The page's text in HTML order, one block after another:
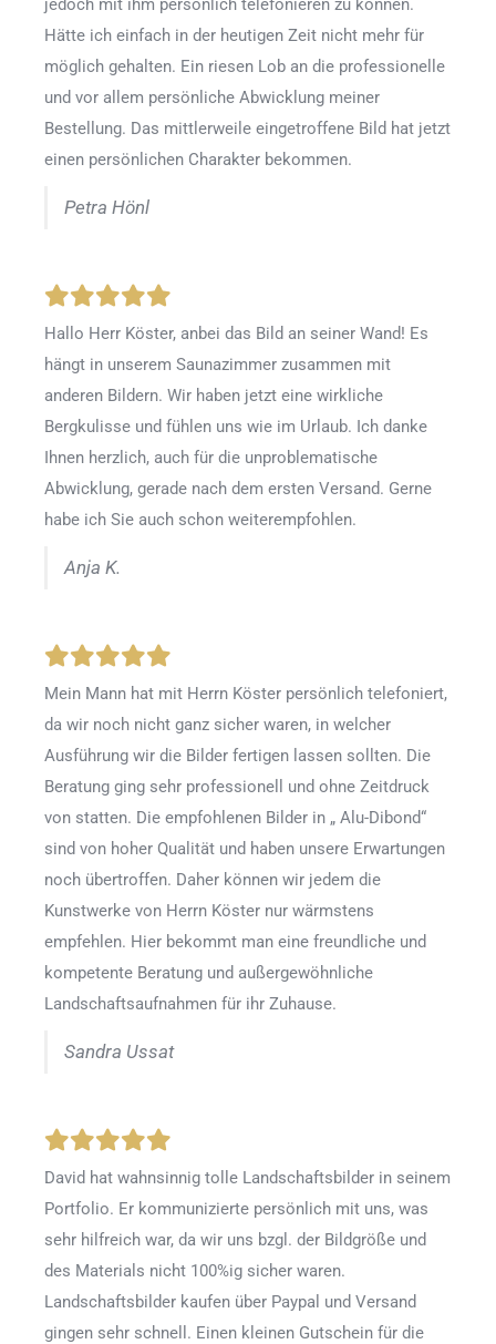
jedoch mit ihm persönlich telefonieren zu können.
Hätte ich einfach in der heutigen Zeit nicht mehr für
möglich gehalten. Ein riesen Lob an die professionelle
und vor allem persönliche Abwicklung meiner
Bestellung. Das mittlerweile eingetroffene Bild hat jetzt
einen persönlichen Charakter bekommen.
Petra Hönl
Hallo Herr Köster, anbei das Bild an seiner Wand! Es
hängt in unserem Saunazimmer zusammen mit
anderen Bildern. Wir haben jetzt eine wirkliche
Bergkulisse und fühlen uns wie im Urlaub. Ich danke
Ihnen herzlich, auch für die unproblematische
Abwicklung, gerade nach dem ersten Versand. Gerne
habe ich Sie auch schon weiterempfohlen.
Anja K.
Mein Mann hat mit Herrn Köster persönlich telefoniert,
da wir noch nicht ganz sicher waren, in welcher
Ausführung wir die Bilder fertigen lassen sollten. Die
Beratung ging sehr professionell und ohne Zeitdruck
von statten. Die empfohlenen Bilder in „ Alu-Dibond“
sind von hoher Qualität und haben unsere Erwartungen
noch übertroffen. Daher können wir jedem die
Kunstwerke von Herrn Köster nur wärmstens
empfehlen. Hier bekommt man eine freundliche und
kompetente Beratung und außergewöhnliche
Landschaftsaufnahmen für ihr Zuhause.
Sandra Ussat
David hat wahnsinnig tolle Landschaftsbilder in seinem
Portfolio. Er kommunizierte persönlich mit uns, was
sehr hilfreich war, da wir uns bzgl. der Bildgröße und
des Materials nicht 100%ig sicher waren.
Landschaftsbilder kaufen über Paypal und Versand
gingen sehr schnell. Einen kleinen Gutschein für die